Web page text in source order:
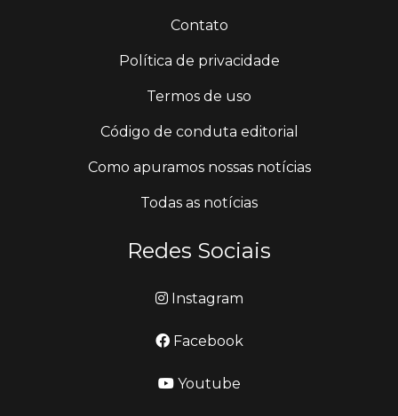
Contato
Política de privacidade
Termos de uso
Código de conduta editorial
Como apuramos nossas notícias
Todas as notícias
Redes Sociais
Instagram
Facebook
Youtube